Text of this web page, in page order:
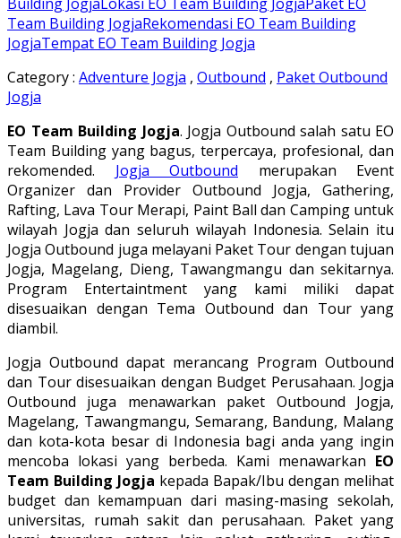
Team Building JogjaRekomendasi EO Team Building
JogjaTempat EO Team Building Jogja
Category : Adventure Jogja , Outbound , Paket Outbound
Jogja
EO Team Building Jogja. Jogja Outbound salah satu EO
Team Building yang bagus, terpercaya, profesional, dan
rekomended. Jogja Outbound merupakan Event
Organizer dan Provider Outbound Jogja, Gathering,
Rafting, Lava Tour Merapi, Paint Ball dan Camping untuk
wilayah Jogja dan seluruh wilayah Indonesia. Selain itu
Jogja Outbound juga melayani Paket Tour dengan tujuan
Jogja, Magelang, Dieng, Tawangmangu dan sekitarnya.
Program Entertaintment yang kami miliki dapat
disesuaikan dengan Tema Outbound dan Tour yang
diambil.
Jogja Outbound dapat merancang Program Outbound
dan Tour disesuaikan dengan Budget Perusahaan. Jogja
Outbound juga menawarkan paket Outbound Jogja,
Magelang, Tawangmangu, Semarang, Bandung, Malang
dan kota-kota besar di Indonesia bagi anda yang ingin
mencoba lokasi yang berbeda. Kami menawarkan EO
Team Building Jogja kepada Bapak/Ibu dengan melihat
budget dan kemampuan dari masing-masing sekolah,
universitas, rumah sakit dan perusahaan. Paket yang